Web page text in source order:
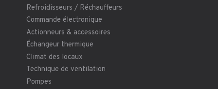
Refroidisseurs / Réchauffeurs
Commande électronique
Actionneurs & accessoires
Échangeur thermique
Climat des locaux
Technique de ventilation
Pompes